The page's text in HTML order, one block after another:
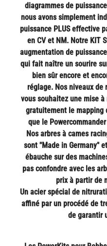
diagrammes de
nous avons simplement
puissance PLUS effective
en CV et NM. Notre KIT
augmentation de
qui fait naître un sourire
bien sûr encore et
réglage. Nos niveaux de
vous souhaitez une mise
gratuitement le mapping
que le
Nos arbres à cames
sont "Made in Germany"
ébauche sur des
pas confondre avec les
prix à partir de
Un acier spécial de
affiné par un procédé de
de garantir